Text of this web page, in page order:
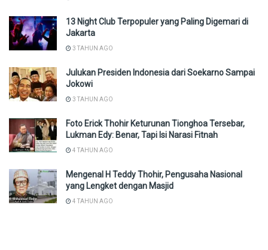
13 Night Club Terpopuler yang Paling Digemari di
Jakarta
3 TAHUN AGO
Julukan Presiden Indonesia dari Soekarno Sampai
Jokowi
3 TAHUN AGO
Foto Erick Thohir Keturunan Tionghoa Tersebar,
Lukman Edy: Benar, Tapi Isi Narasi Fitnah
4 TAHUN AGO
Mengenal H Teddy Thohir, Pengusaha Nasional
yang Lengket dengan Masjid
4 TAHUN AGO